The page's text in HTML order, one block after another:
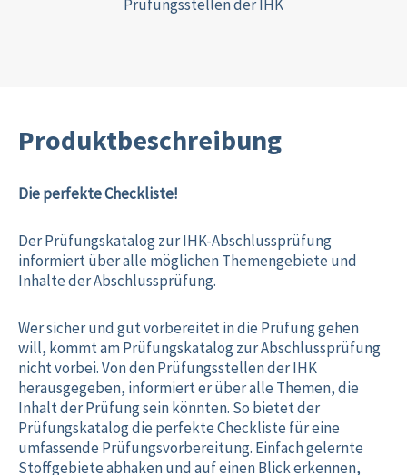
Prüfungsstellen der IHK
Produktbeschreibung
Die perfekte Checkliste!
Der Prüfungskatalog zur IHK-Abschlussprüfung
informiert über alle möglichen Themengebiete und
Inhalte der Abschlussprüfung.
Wer sicher und gut vorbereitet in die Prüfung gehen
will, kommt am Prüfungskatalog zur Abschlussprüfung
nicht vorbei. Von den Prüfungsstellen der IHK
herausgegeben, informiert er über alle Themen, die
Inhalt der Prüfung sein könnten. So bietet der
Prüfungskatalog die perfekte Checkliste für eine
umfassende Prüfungsvorbereitung. Einfach gelernte
Stoffgebiete abhaken und auf einen Blick erkennen,